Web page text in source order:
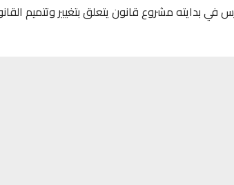
في بدايته مشروع قانون يتعلق بتغيير وتتميم